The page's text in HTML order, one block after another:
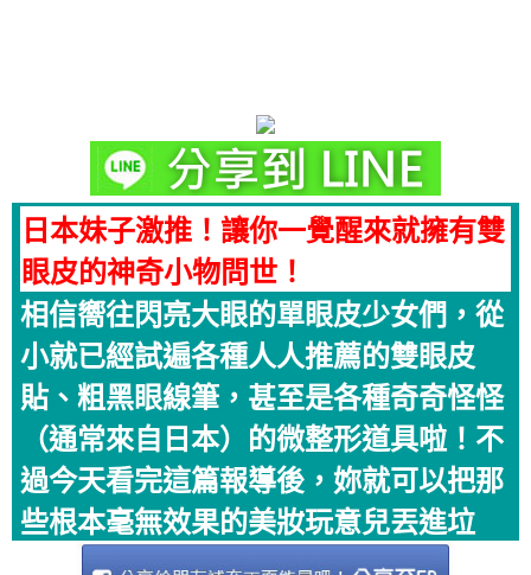
日本妹子激推！讓你一覺醒來就擁有雙
眼皮的神奇小物問世！
相信嚮往閃亮大眼的單眼皮少女們，從
小就已經試遍各種人人推薦的雙眼皮
貼、粗黑眼線筆，甚至是各種奇奇怪怪
（通常來自日本）的微整形道具啦！不
過今天看完這篇報導後，妳就可以把那
些根本毫無效果的美妝玩意兒丟進垃